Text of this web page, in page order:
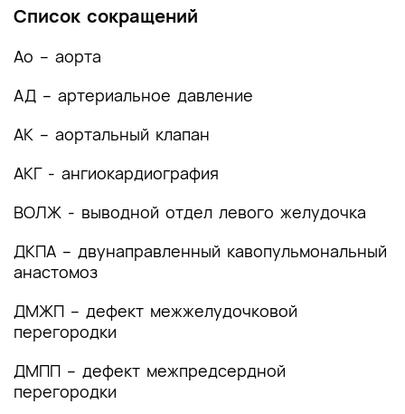
1.6 Клиническая картина заболевания или
состояний)
2. Диагностика заболевания или состояния
(группы заболеваний или состояний)
медицинские показания и противопоказания к
применению методов диагностики
2.1 Жалобы и анамнез
2.2 Физикальное обследование
2.3 Лабораторные диагностические
2.4 Инструментальные диагностические
2.5 Иные диагностические исследования
Список сокращений
Ао – аорта
АД – артериальное давление
АК – аортальный клапан
АКГ - ангиокардиография
ВОЛЖ - выводной отдел левого желудочка
ДКПА – двунаправленный кавопульмональный
анастомоз
ДМЖП – дефект межжелудочковой
перегородки
ДМПП – дефект межпредсердной
перегородки